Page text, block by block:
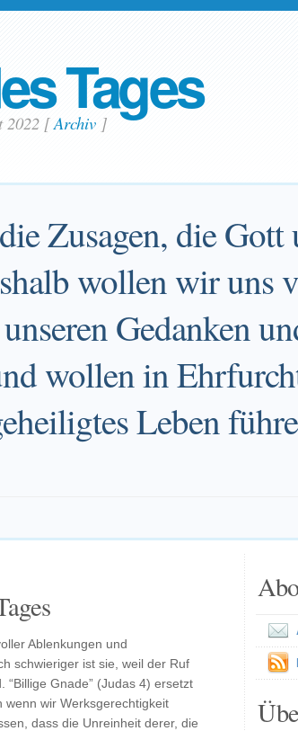
Tages
2022 [Archiv]
Zusagen, die Gott
wollen wir uns
Gedanken
wollen in
Leben
Ablenkungen und
schwieriger ist sie, weil der Ruf
Gnade” (Judas 4) ersetzt
wenn wir Werksgerechtigkeit
dass die Unreinheit derer, die